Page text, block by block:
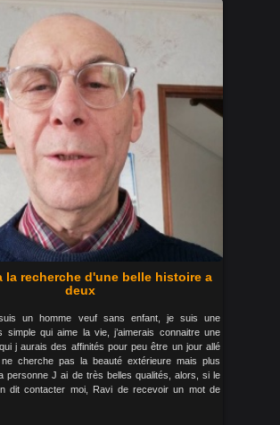
la recherche d'une belle histoire a
deux
un homme veuf sans enfant, je suis une
simple qui aime la vie, j’aimerais connaitre une
j aurais des affinités pour peu être un jour allé
cherche pas la beauté extérieure mais plus
personne J ai de très belles qualités, alors, si le
dit contacter moi, Ravi de recevoir un mot de